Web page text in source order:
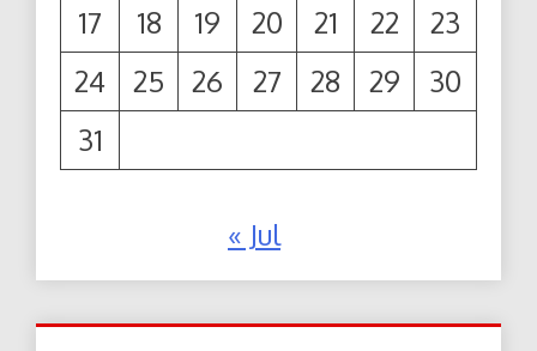
17
18 19 20 21 22
23
24
25 26 27 28 29
30
31
« Jul